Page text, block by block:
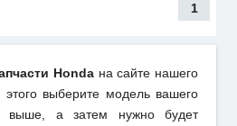
1
Hondaна сайте нашего
этого выберите модель вашего
выше, а затем нужно будет